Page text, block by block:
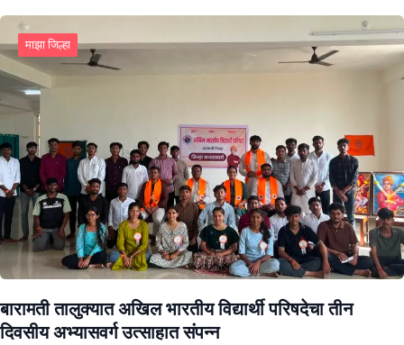
माझा जिल्हा
बारामती तालुक्यात अखिल भारतीय विद्यार्थी परिषदेचा तीन
दिवसीय अभ्यासवर्ग उत्साहात संपन्न